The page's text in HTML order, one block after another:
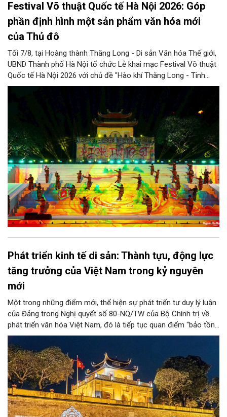
Festival Võ thuật Quốc tế Hà Nội 2026: Góp
phần định hình một sản phẩm văn hóa mới
của Thủ đô
Tối 7/8, tại Hoàng thành Thăng Long - Di sản Văn hóa Thế giới,
UBND Thành phố Hà Nội tổ chức Lễ khai mạc Festival Võ thuật
Quốc tế Hà Nội 2026 với chủ đề "Hào khí Thăng Long - Tinh
hoa võ Việt". Lần đầu tiên được tổ chức, Festival đánh dấu
hóa - thể thao mang tầm quốc tế, góp phần tôn vinh truyền
thống thượng võ dân tộc, quảng bá hình ảnh Hà Nội và thúc đẩy
giao lưu văn hóa, thể thao với bạn bè thế giới.
Phát triển kinh tế di sản: Thành tựu, động lực
tăng trưởng của Việt Nam trong kỷ nguyên
mới
Một trong những điểm mới, thể hiện sự phát triển tư duy lý luận
của Đảng trong Nghị quyết số 80-NQ/TW của Bộ Chính trị về
phát triển văn hóa Việt Nam, đó là tiếp tục quan điểm “bảo tồn
và phát huy giá trị di sản văn hóa gắn kết với phát triển kinh tế -
xã hội và du lịch”; đồng thời, nâng lên một tầm cao mới: “phát
triển kinh tế di sản”.